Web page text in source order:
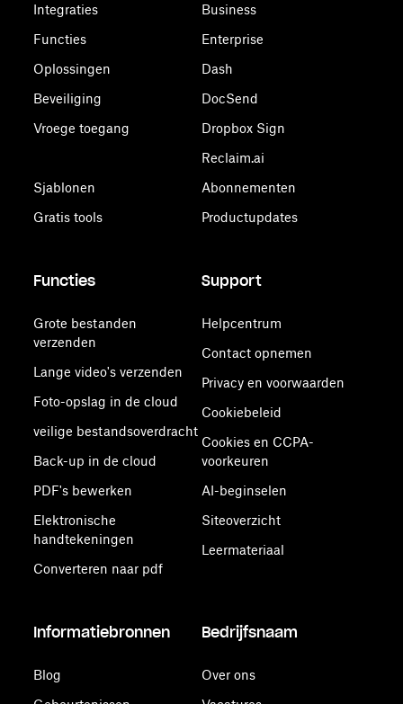
Integraties
Functies
Oplossingen
Beveiliging
Vroege toegang
Sjablonen
Gratis tools
Business
Enterprise
Dash
DocSend
Dropbox Sign
Reclaim.ai
Abonnementen
Productupdates
Functies
Grote bestanden
verzenden
Lange video's verzenden
Foto-opslag in de cloud
veilige bestandsoverdracht
Back-up in de cloud
PDF's bewerken
Elektronische
handtekeningen
Converteren naar pdf
Support
Helpcentrum
Contact opnemen
Privacy en voorwaarden
Cookiebeleid
Cookies en CCPA-
voorkeuren
AI-beginselen
Siteoverzicht
Leermateriaal
Informatiebronnen
Blog
Bedrijfsnaam
Over ons